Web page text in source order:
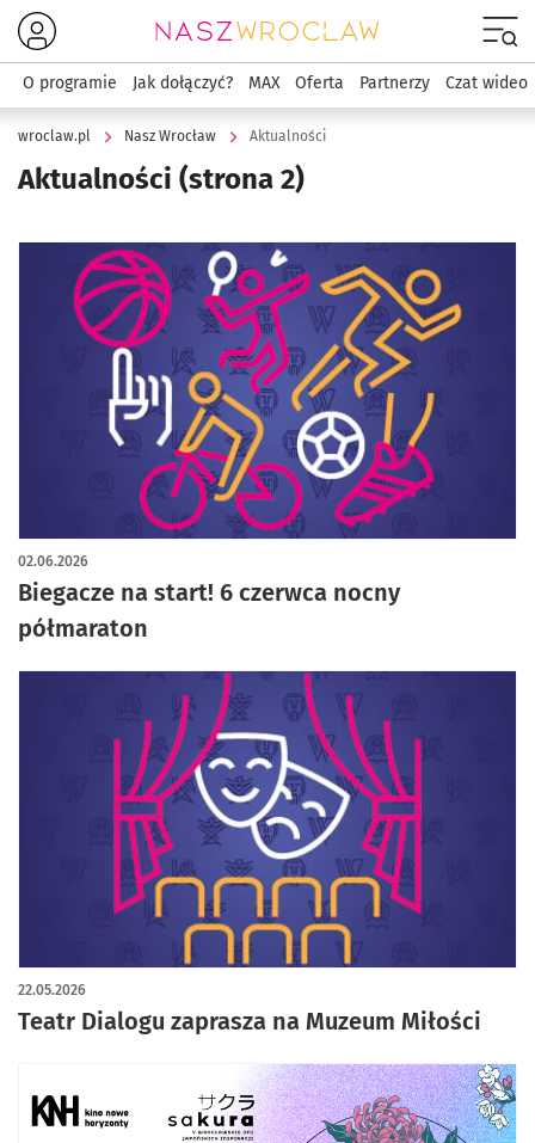
O programie Jak dołączyć? MAX Oferta Partnerzy Czat wideo
wroclaw.pl Nasz Wrocław Aktualności
Aktualności (strona 2)
Biegacze na start! 6 czerwca nocny
półmaraton
02.06.2026
Teatr Dialogu zaprasza na Muzeum Miłości
22.05.2026